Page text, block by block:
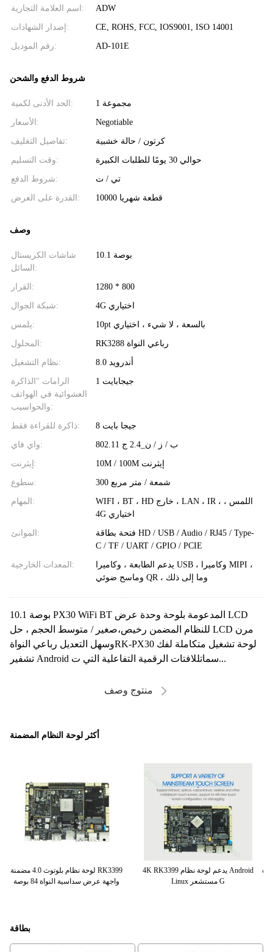
اسم العلامة التجارية: ADW
إصدار الشهادات: CE, ROHS, FCC, IOS9001, ISO 14001
رقم الموديل: AD-101E
شروط الدفع والشحن
الحد الأدنى لكمية: 1 مجموعة
الأسعار: Negotiable
تفاصيل التغليف: كرتون / حالة خشبية
وقت التسليم: حوالي 30 يومًا للطلبات الكبيرة
شروط الدفع: تي / ت
القدرة على العرض: 10000 قطعة شهريا
وصف
شاشات الكريستال
السائل:
10.1 بوصة
القرار: 1280 * 800
شبكة الجوال: 4G اختياري
يلمس: 10pt بالسعة ، لا شيء ، اختياري
المحلول: RK3288 رباعي النواة
نظام التشغيل: أندرويد 8.0
الرامات "الذاكرة
العشوائية في الهواتف
والحواسيب:
1 جيجابايت
ذاكرة للقراءة فقط: 8 جيجا بايت
واي فاي: 802.11 ب / ز / ن_2.4 ج
إيثرنت: 10M / 100M إيثرنت
سطوع: 300 شمعة / متر مربع
المهام:
WIFI ، BT ، HD خارج ، LAN ، IR ، اللمس ،
4G اختياري
الموانئ:
فتحة بطاقة HD / USB / Audio / RJ45 / Type-
C / TF / UART / GPIO / PCIE
المعدات الخارجية:
يدعم الطابعة ، وكاميرا USB ، وكاميرا MIPI ،
وماسح ضوئي QR ، وما إلى ذلك
10.1 بوصة PX30 WiFi BT المدعومة بلوحة وحدة عرض LCD
للنظام المضمن رخيص،صغير / متوسط ​​الحجم ، حل LCD مرن
وسهل التعديل رباعي النواةRK-PX30 لوحة تشغيل متكاملة لفك
تشفير Android سماتللافتات الرقمية التفاعلية التي ت...
منتوج وصف
أكثر لوحة النظام المضمنة
ستة النواة RK3399 الصناعية واجهة I2C
اللوحة الأم Android 7.0
التوافق الجيد لوحة النظام المدمجة ،
بطاقة